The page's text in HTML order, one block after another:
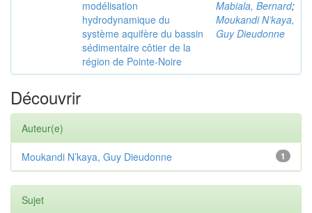
modélisation
hydrodynamique du
système aquifère du bassin
sédimentaire côtier de la
région de Pointe-Noire
Mabiala, Bernard;
Moukandi N’kaya,
Guy Dieudonne
Découvrir
Auteur(e)
1
Moukandi N’kaya, Guy Dieudonne
Sujet